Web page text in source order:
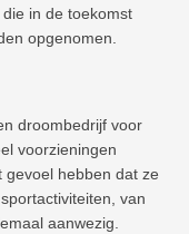
in de toekomst
opgenomen.
droombedrijf voor
voorzieningen
gevoel hebben dat ze
van
aanwezig.